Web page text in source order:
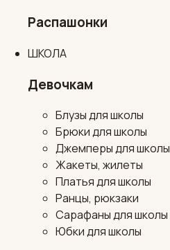
Распашонки
ШКОЛА
Девочкам
Блузы для школы
Брюки для школы
Джемперы для школы
Жакеты, жилеты
Платья для школы
Ранцы, рюкзаки
Сарафаны для школы
Юбки для школы